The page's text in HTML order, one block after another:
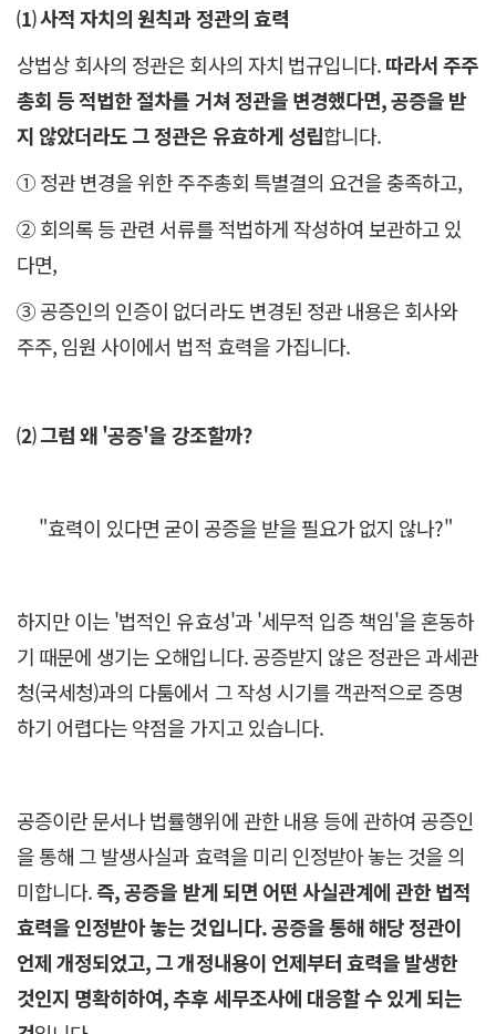
⑴ 사적 자치의 원칙과 정관의 효력
상법상 회사의 정관은 회사의 자치 법규입니다.따라서 주주
총회 등 적법한 절차를 거쳐 정관을 변경했다면, 공증을 받
지 않았더라도 그 정관은 유효하게 성립합니다.
① 정관 변경을 위한 주주총회 특별결의 요건을 충족하고,
② 회의록 등 관련 서류를 적법하게 작성하여 보관하고 있
다면,
③ 공증인의 인증이 없더라도 변경된 정관 내용은 회사와
주주, 임원 사이에서 법적 효력을 가집니다.
⑵ 그럼 왜 '공증'을 강조할까?
"효력이 있다면 굳이 공증을 받을 필요가 없지 않나?"
하지만 이는 '법적인 유효성'과 '세무적 입증 책임'을 혼동하
기 때문에 생기는 오해입니다. 공증받지 않은 정관은 과세관
청(국세청)과의 다툼에서 그 작성 시기를 객관적으로 증명
하기 어렵다는 약점을 가지고 있습니다.
공증이란 문서나 법률행위에 관한 내용 등에 관하여 공증인
을 통해 그 발생사실과 효력을 미리 인정받아 놓는 것을 의
미합니다.즉, 공증을 받게 되면 어떤 사실관계에 관한 법적
효력을 인정받아 놓는 것입니다. 공증을 통해 해당 정관이
언제 개정되었고, 그 개정내용이 언제부터 효력을 발생한
것인지 명확히하여, 추후 세무조사에 대응할 수 있게 되는